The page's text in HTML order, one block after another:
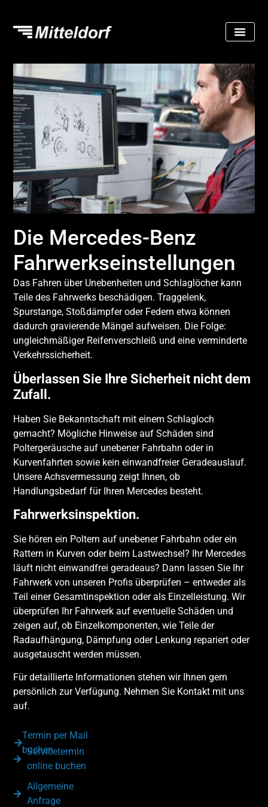
Die Mercedes-Benz
Fahrwerks­einstellungen
Das Fahren über Unebenheiten und Schlaglöcher kann
Teile des Fahrwerks beschädigen. Traggelenk,
Spurstange, Stoßdämpfer oder Federn etwa können
dadurch gravierende Mängel aufweisen. Die Folge:
ungleichmäßiger Reifenverschleiß und eine verminderte
Verkehrssicherheit.
Überlassen Sie Ihre Sicherheit nicht dem
Zufall.
Haben Sie Bekanntschaft mit einem Schlagloch
gemacht? Mögliche Hinweise auf Schäden sind
Poltergeräusche auf unebener Fahrbahn oder in
Kurvenfahrten sowie kein einwandfreier Geradeauslauf.
Unsere Achsvermessung zeigt Ihnen, ob
Handlungsbedarf für Ihren Mercedes besteht.
Fahrwerksinspektion.
Sie hören ein Poltern auf unebener Fahrbahn oder ein
Rattern in Kurven oder beim Lastwechsel? Ihr Mercedes
läuft nicht einwandfrei geradeaus? Dann lassen Sie Ihr
Fahrwerk von unseren Profis überprüfen – entweder als
Teil einer Gesamtinspektion oder als Einzelleistung. Wir
überprüfen Ihr Fahrwerk auf eventuelle Schäden und
zeigen auf, ob Einzelkomponenten, wie Teile der
Radaufhängung, Dämpfung oder Lenkung repariert oder
ausgetauscht werden müssen.
Für detaillierte Informationen stehen wir Ihnen gern
persönlich zur Verfügung. Nehmen Sie Kontakt mit uns
auf.
Termin per Mail
buchen
Servicetermin
online buchen
Allgemeine
Anfrage